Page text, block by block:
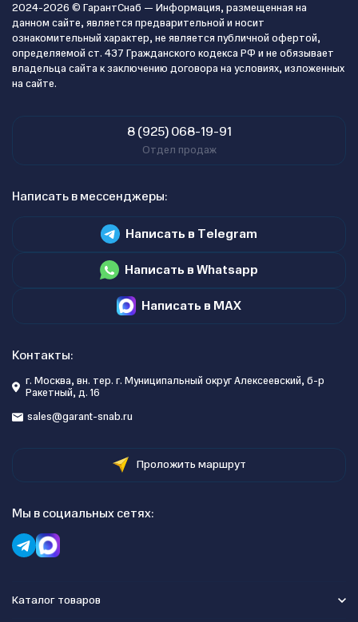
2024-2026 © ГарантСнаб — Информация, размещенная на
данном сайте, является предварительной и носит
ознакомительный характер, не является публичной офертой,
определяемой ст. 437 Гражданского кодекса РФ и не обязывает
владельца сайта к заключению договора на условиях, изложенных
на сайте.
8 (925) 068-19-91
Отдел продаж
Написать в мессенджеры:
Написать в Telegram
Написать в Whatsapp
Написать в MAX
Контакты:
г. Москва, вн. тер. г. Муниципальный округ Алексеевский, б-р
Ракетный, д. 16
sales@garant-snab.ru
Проложить маршрут
Мы в социальных сетях:
Каталог товаров